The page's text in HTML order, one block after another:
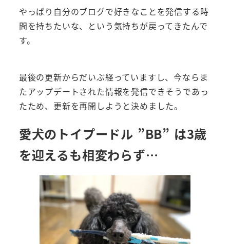
やっぱり自分のブログで好きなことを発信する時
間を持ちたいな、という気持ちが戻ってきたんで
す。
最後の更新からだいぶ経っていますし、今ならま
たアップデートされた情報を発信できそうであっ
たため、更新を再開しようと決めました。
愛犬のトイプードル ”BB” は3歳
を迎えるも相変わらず…